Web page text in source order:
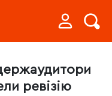
ревізію